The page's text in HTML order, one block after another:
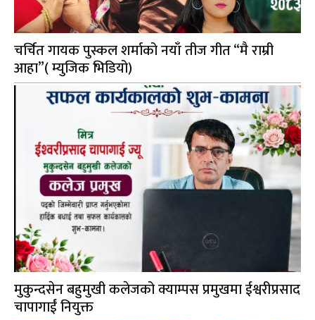
चर्चित गायक पुस्कल शर्माको नयाँ तीज गीत “मै राम्री
आहा”( म्युजिक भिडियो)
मुकुन्दसेन बहुमुखी कलेजको क्याम्पस प्रमुखमा ईश्वरीप्रसाद
चापागाईं नियुक्त